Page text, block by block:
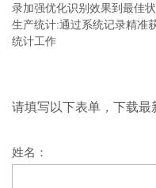
录加强优化识别效果到最佳
生产统计:通过系统记录精准
统计工作
请填写以下表单，下载最
姓名：